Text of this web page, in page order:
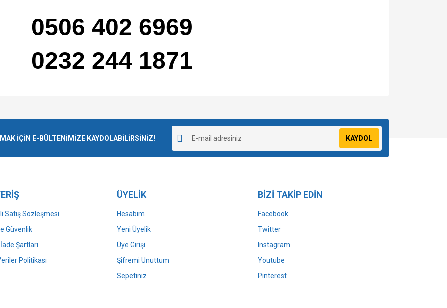
0506 402 6969
0232 244 1871
Gönder
İÇİN E-BÜLTENİMİZE KAYDOLABİLİRSİNİZ! KAYDOL
Satış Sözleşmesi
Güvenlik
Şartları
Politikası
ÜYELİK
Hesabım
Yeni Üyelik
Üye Girişi
Şifremi Unuttum
Sepetiniz
BİZİ TAKİP EDİN
Facebook
Twitter
Instagram
Youtube
Pinterest